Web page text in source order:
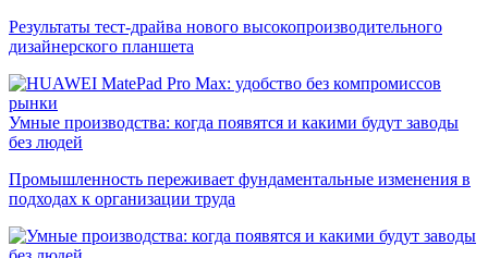
Результаты тест-драйва нового высокопроизводительного
дизайнерского планшета
рынки
Умные производства: когда появятся и какими будут заводы
без людей
Промышленность переживает фундаментальные изменения в
подходах к организации труда